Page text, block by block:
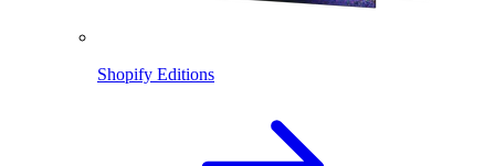
Shopify Editions